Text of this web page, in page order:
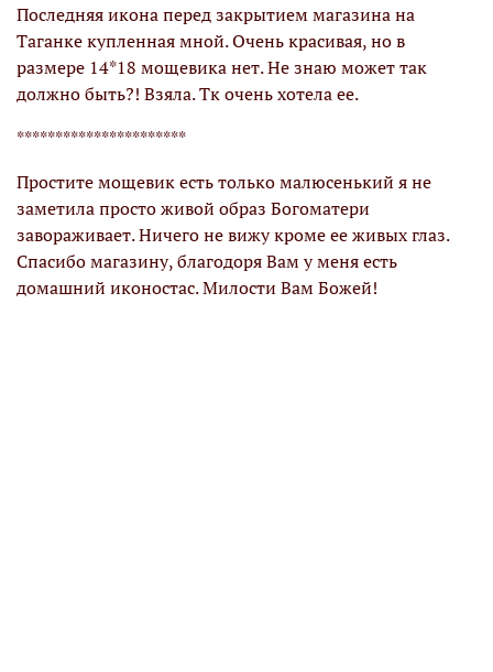
Последняя икона перед закрытием магазина на
Таганке купленная мной. Очень красивая, но в
размере 14*18 мощевика нет. Не знаю может так
должно быть?! Взяла. Тк очень хотела ее.
**********************
Простите мощевик есть только малюсенький я не
заметила просто живой образ Богоматери
завораживает. Ничего не вижу кроме ее живых глаз.
Спасибо магазину, благодоря Вам у меня есть
домашний иконостас. Милости Вам Божей!